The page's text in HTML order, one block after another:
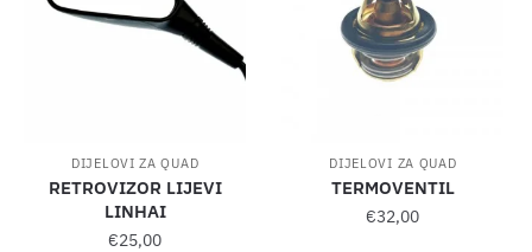
DIJELOVI ZA QUAD
RETROVIZOR LIJEVI
LINHAI
€25,00
DIJELOVI ZA QUAD
TERMOVENTIL
€32,00